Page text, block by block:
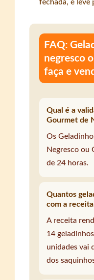
fechada, e leve
FAQ:
negresco
faça e
Qual é a
Gourmet de
Os
Negresco ou
de 24 horas.
Quantos
com a
A receita
14
unidades vai
dos